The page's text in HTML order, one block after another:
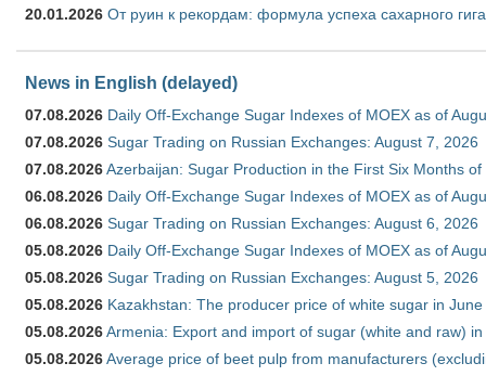
20.01.2026 От руин к рекордам: формула успеха сахарного
News in English (delayed)
07.08.2026 Daily Off-Exchange Sugar Indexes of MOEX as of
07.08.2026 Sugar Trading on Russian Exchanges: August 7, 2026
07.08.2026Azerbaijan: Sugar Production in the First Six Months of
06.08.2026 Daily Off-Exchange Sugar Indexes of MOEX as of
06.08.2026 Sugar Trading on Russian Exchanges: August 6, 2026
05.08.2026 Daily Off-Exchange Sugar Indexes of MOEX as of
05.08.2026 Sugar Trading on Russian Exchanges: August 5, 2026
05.08.2026 Kazakhstan: The producer price of white sugar in
05.08.2026Armenia: Export and import of sugar (white and raw)
05.08.2026Average price of beet pulp from manufacturers